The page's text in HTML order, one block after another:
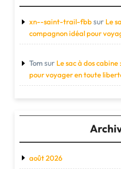
xn--saint-trail-fbbsur Le
compagnon idéal pour
Tom sur Le sac à dos
pour voyager en toute
août 2026